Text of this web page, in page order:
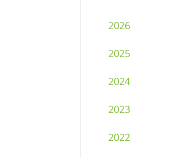
2026
2025
2024
2023
2022